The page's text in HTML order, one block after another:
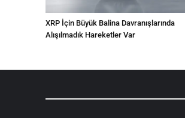
XRP İçin Büyük Balina Davranışlarında
Alışılmadık Hareketler Var